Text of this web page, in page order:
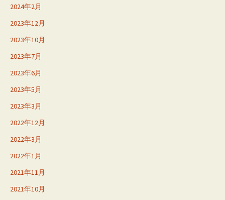
2024年2月
2023年12月
2023年10月
2023年7月
2023年6月
2023年5月
2023年3月
2022年12月
2022年3月
2022年1月
2021年11月
2021年10月